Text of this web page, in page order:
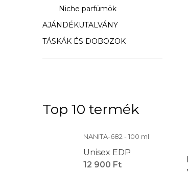
Niche parfümök
AJÁNDÉKUTALVÁNY
TÁSKÁK ÉS DOBOZOK
Top 10 termék
NANITA-682 - 100 ml
Unisex EDP
12 900 Ft